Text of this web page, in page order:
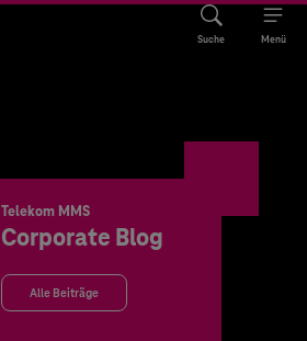
Suche Menü
Telekom MMS
Corporate Blog
Alle Beiträge